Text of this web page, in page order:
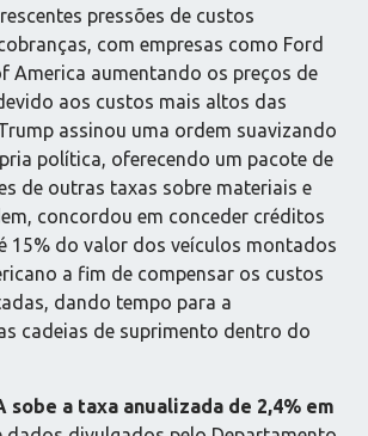
pressões de custos
com empresas como Ford
America aumentando os preços de
aos custos mais altos das
assinou uma ordem suavizando
política, oferecendo um pacote de
de outras taxas sobre materiais e
concordou em conceder créditos
15% do valor dos veículos montados
a fim de compensar os custos
dando tempo para a
cadeias de suprimento dentro do
sobe a taxa anualizada de 2,4% em